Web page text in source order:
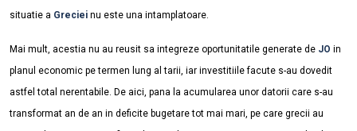
situatie a Greciei nu este una intamplatoare.
Mai mult, acestia nu au reusit sa integreze oportunitatile generate de JO in
planul economic pe termen lung al tarii, iar investitiile facute s-au dovedit
astfel total nerentabile. De aici, pana la acumularea unor datorii care s-au
transformat an de an in deficite bugetare tot mai mari, pe care grecii au